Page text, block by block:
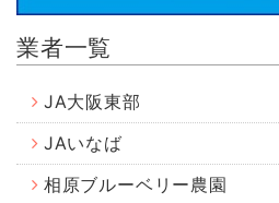
業者一覧
JA大阪東部
JAいなば
相原ブルーベリー農園